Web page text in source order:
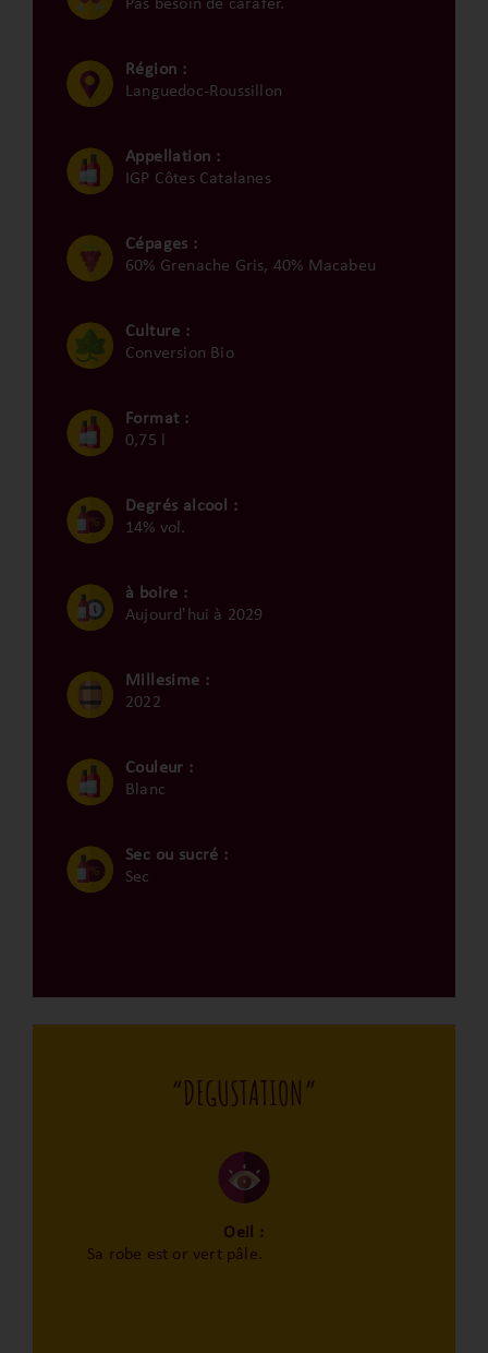
Pas besoin de carafer.
Région :
Languedoc-Roussillon
Appellation :
IGP Côtes Catalanes
Cépages :
60% Grenache Gris, 40% Macabeu
Culture :
Conversion Bio
Format :
0,75 l
Degrés alcool :
14% vol.
à boire :
Aujourd'hui à 2029
Millesime :
2022
Couleur :
Blanc
Sec ou sucré :
Sec
“DEGUSTATION”
Oeil :
Sa robe est or vert pâle.